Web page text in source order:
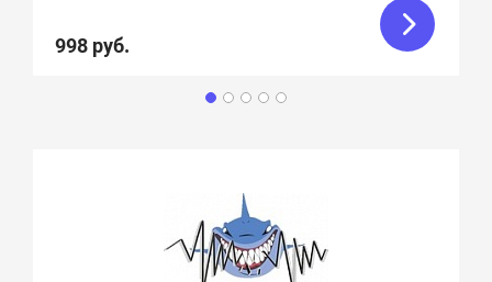
998 руб.